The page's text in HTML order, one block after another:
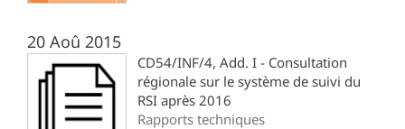
20 Aoû 2015
CD54/INF/4, Add. I - Consultation
régionale sur le système de suivi du
RSI après 2016
Rapports techniques